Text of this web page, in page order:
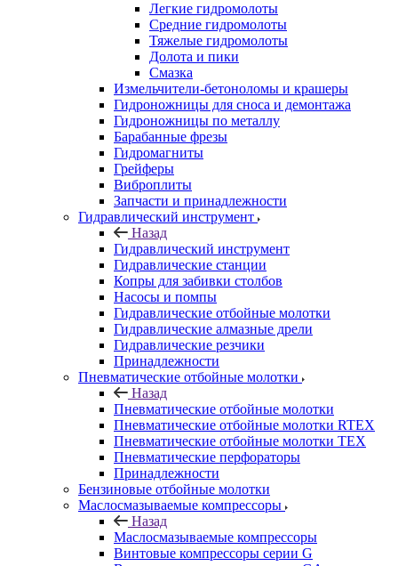
Легкие гидромолоты
Средние гидромолоты
Тяжелые гидромолоты
Долота и пики
Смазка
Измельчители-бетоноломы и крашеры
Гидроножницы для сноса и демонтажа
Гидроножницы по металлу
Барабанные фрезы
Гидромагниты
Грейферы
Виброплиты
Запчасти и принадлежности
Гидравлический инструмент
Назад
Гидравлический инструмент
Гидравлические станции
Копры для забивки столбов
Насосы и помпы
Гидравлические отбойные молотки
Гидравлические алмазные дрели
Гидравлические резчики
Принадлежности
Пневматические отбойные молотки
Назад
Пневматические отбойные молотки
Пневматические отбойные молотки RTEX
Пневматические отбойные молотки TEX
Пневматические перфораторы
Принадлежности
Бензиновые отбойные молотки
Маслосмазываемые компрессоры
Назад
Маслосмазываемые компрессоры
Винтовые компрессоры серии G